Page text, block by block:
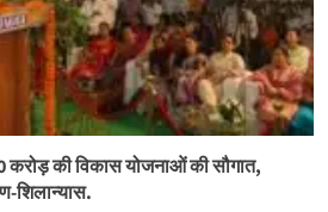
करोड़ की विकास योजनाओं की सौगात,
शिलान्यास.